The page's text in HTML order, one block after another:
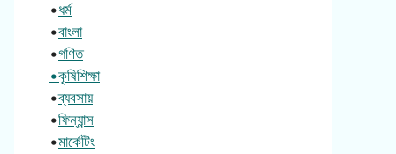
•ধর্ম
•বাংলা
•গণিত
•কৃষিশিক্ষা
•ব্যবসায়
•ফিন্যান্স
•মার্কেটিং